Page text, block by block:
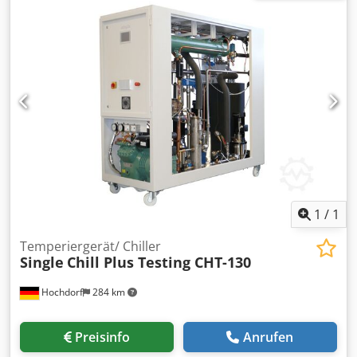
Fenstern und Türen - Herstellung von Jalousien, Rollläden
und Möbeln - Herstellung von Aluminium-Fertigteilen -
Herstellung von Aluminiumfassaden
Dksdeinunqopfx Aklor
1 / 1
Hochdorf 284 km
Temperiergerät/ Chiller
Single Chill Plus Testing CHT-130
Preisinfo Anrufen